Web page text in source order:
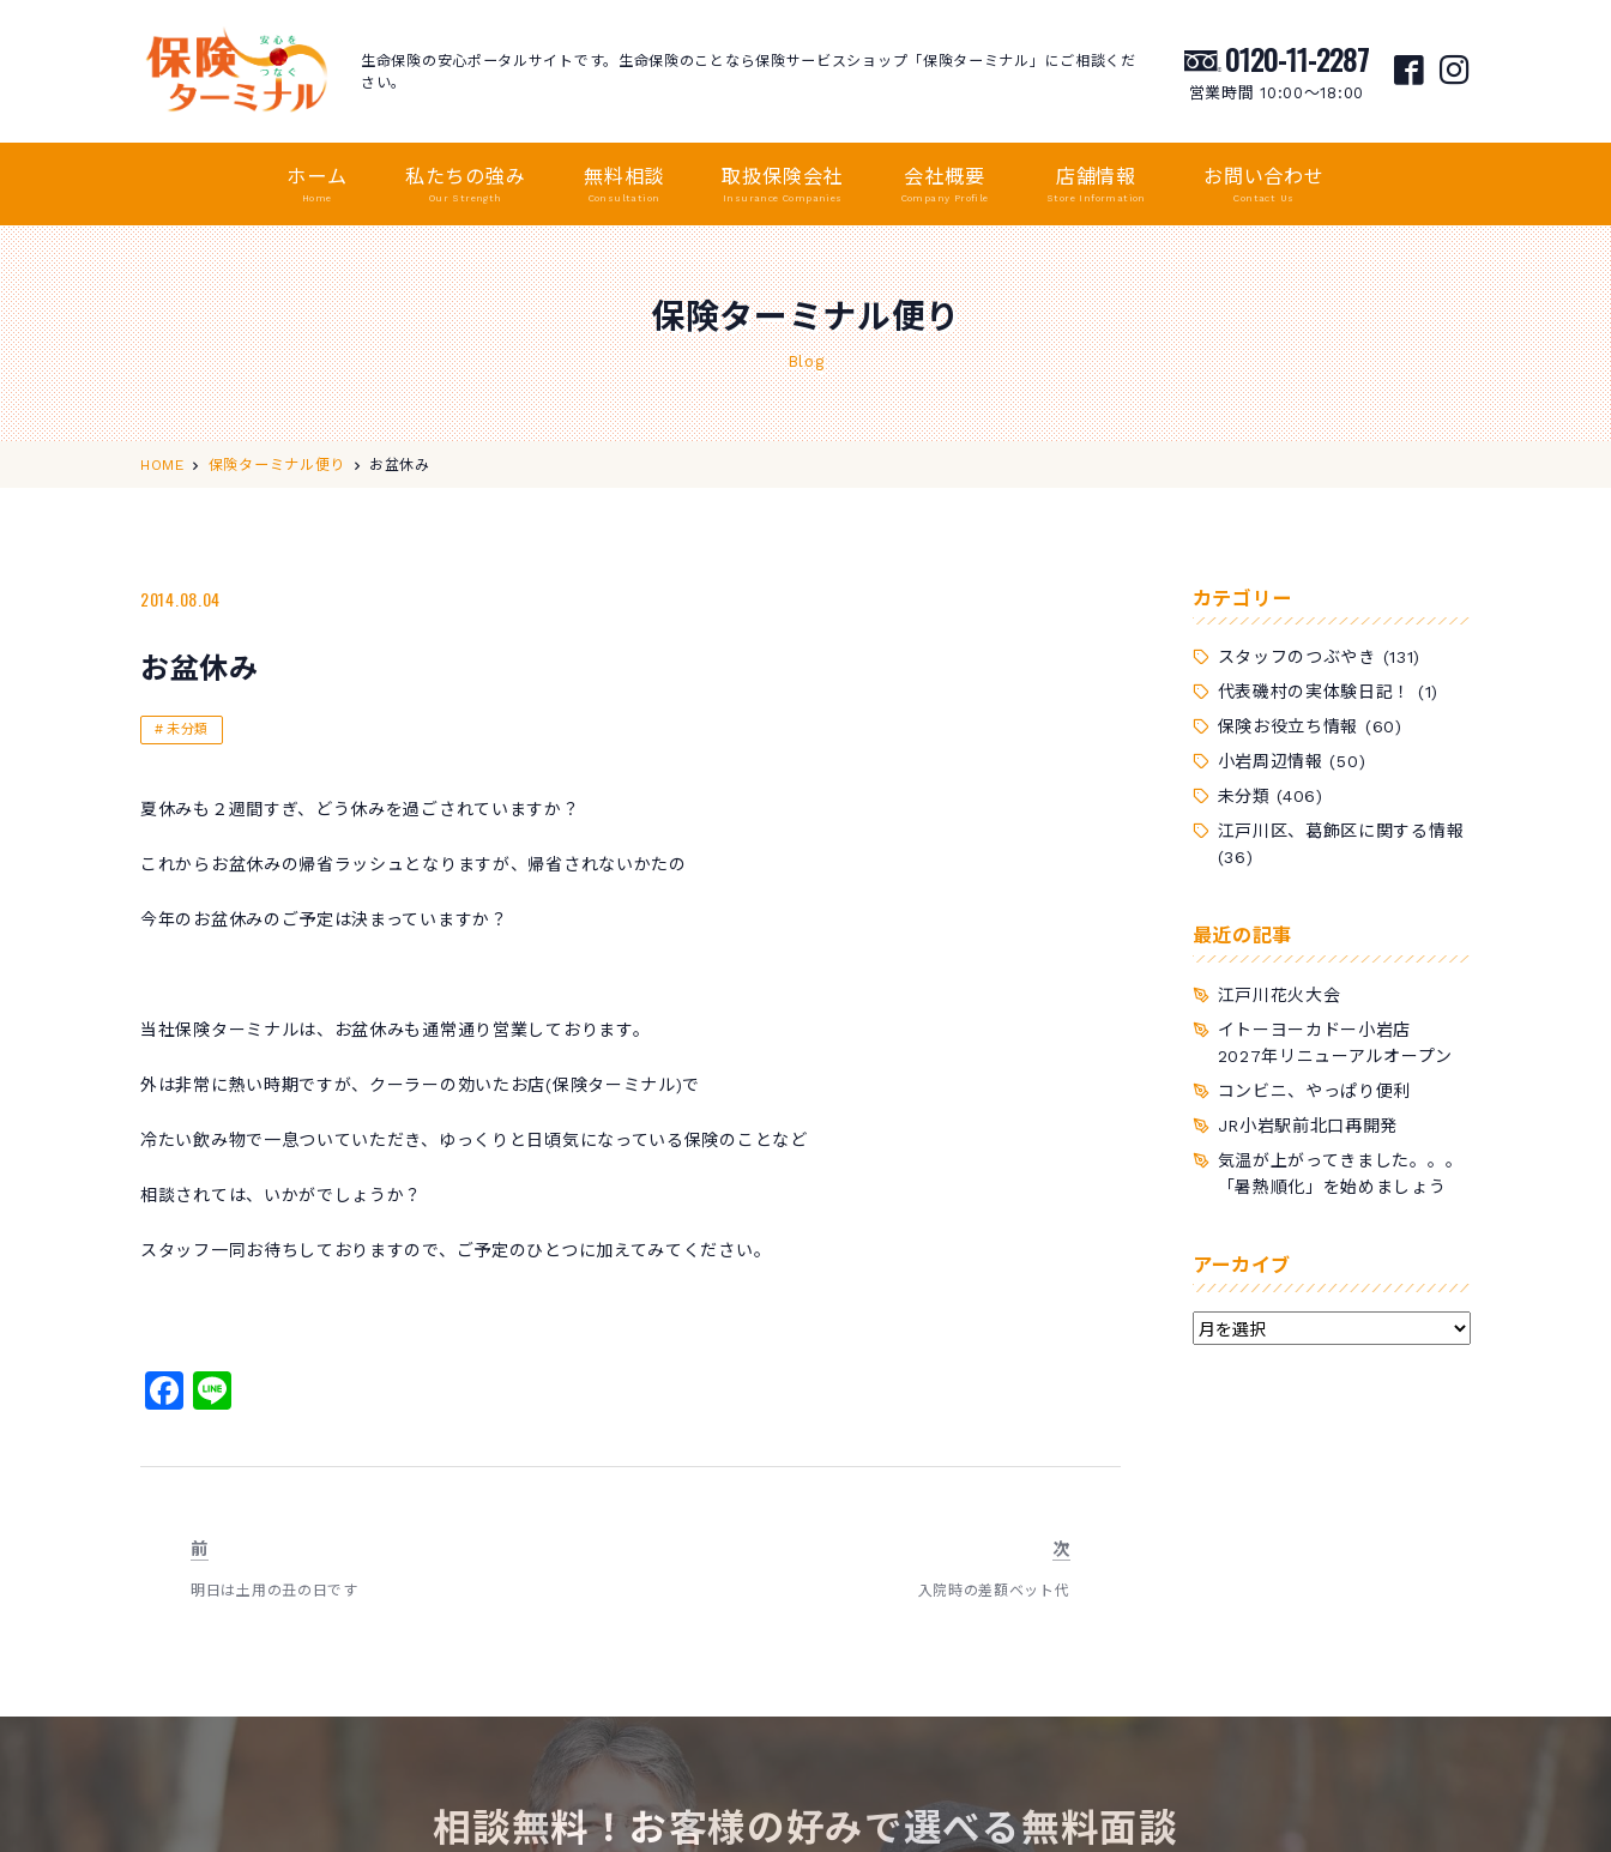
生命保険の安心ポータルサイトです。生命保険のことなら保険サービスショップ「保険ターミナル」にご相談くだ
さい。
0120-11-2287
営業時間 10:00〜18:00
ホーム
Home
私たちの強み
Our Strength
無料相談
Consultation
取扱保険会社
Insurance Companies
会社概要
Company Profile
店舗情報
Store Information
お問い合わせ
Contact Us
保険ターミナル便り
Blog
HOME 保険ターミナル便り お盆休み
2014.08.04
お盆休み
未分類
夏休みも２週間すぎ、どう休みを過ごされていますか？
これからお盆休みの帰省ラッシュとなりますが、帰省されないかたの
今年のお盆休みのご予定は決まっていますか？
当社保険ターミナルは、お盆休みも通常通り営業しております。
外は非常に熱い時期ですが、クーラーの効いたお店(保険ターミナル)で
冷たい飲み物で一息ついていただき、ゆっくりと日頃気になっている保険のことなど
相談されては、いかがでしょうか？
スタッフ一同お待ちしておりますので、ご予定のひとつに加えてみてください。
Facebook
前
明日は土用の丑の日です
次
入院時の差額ベット代
カテゴリー
スタッフのつぶやき (131)
代表磯村の実体験日記！
(1)
保険お役立ち情報 (60)
小岩周辺情報 (50)
未分類 (406)
江戸川区、葛飾区に関する情報
(36)
最近の記事
江戸川花火大会
イトーヨーカドー小岩店
2027年リニューアルオープン
コンビニ、やっぱり便利
JR小岩駅前北口再開発
気温が上がってきました。。。
「暑熱順化」を始めましょう
アーカイブ
相談無料！お客様の好みで選べる無料面談